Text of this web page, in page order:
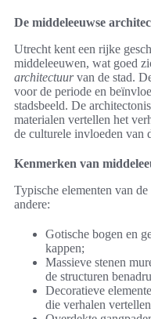
De middeleeuwse
Utrecht kent een rijke
middeleeuwen, wat goed
architectuurvan de stad.
voor de periode en
stadsbeeld. De
materialen vertellen het
de culturele invloeden van
Kenmerken van
Typische elementen van de
andere:
Gotische bogen en
kappen;
Massieve stenen
de structuren
Decoratieve
die verhalen